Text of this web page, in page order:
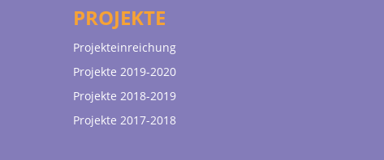
PROJEKTE
Projekteinreichung
Projekte 2019-2020
Projekte 2018-2019
Projekte 2017-2018